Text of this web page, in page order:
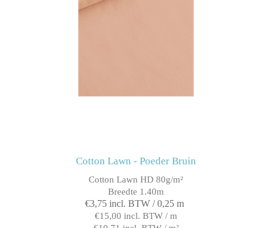
Cotton Lawn - Poeder Bruin
Cotton Lawn HD 80g/m²
Breedte 1.40m
€3,75 incl. BTW / 0,25 m
€15,00 incl. BTW / m